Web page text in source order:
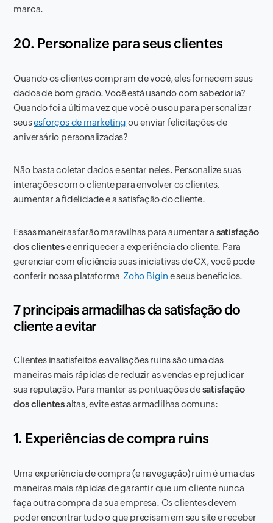
marca.
20. Personalize para seus clientes
Quando os clientes compram de você, eles fornecem seus
dados de bom grado. Você está usando com sabedoria?
Quando foi a última vez que você o usou para personalizar
seusesforços de marketing ou enviar felicitações de
aniversário personalizadas?
Não basta coletar dados e sentar neles. Personalize suas
interações com o cliente para envolver os clientes,
aumentar a fidelidade e a satisfação do cliente.
Essas maneiras farão maravilhas para aumentar a satisfação
dos clientese enriquecer a experiência do cliente. Para
gerenciar com eficiência suas iniciativas de CX, você pode
conferir nossa plataforma Zoho Bigin e seus benefícios.
7 principais armadilhas da satisfação do
cliente a evitar
Clientes insatisfeitos e avaliações ruins são uma das
maneiras mais rápidas de reduzir as vendas e prejudicar
sua reputação. Para manter as pontuações desatisfação
dos clientesaltas, evite estas armadilhas comuns:
1. Experiências de compra ruins
Uma experiência de compra (e navegação) ruim é uma das
maneiras mais rápidas de garantir que um cliente nunca
faça outra compra da sua empresa. Os clientes devem
poder encontrar tudo o que precisam em seu site e receber